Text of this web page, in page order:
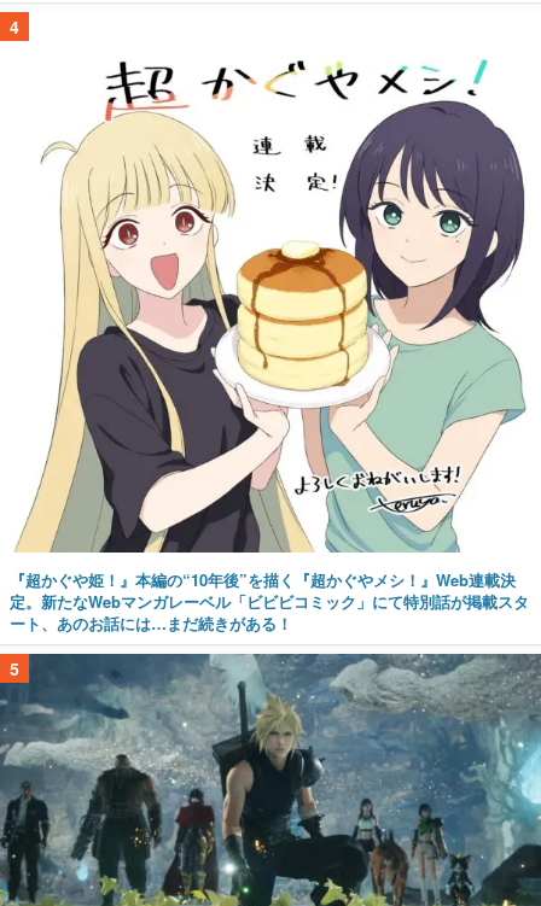
4
『超かぐや姫！』本編の“10年後”を描く『超かぐやメシ！』Web連載決
定。新たなWebマンガレーベル「ビビビコミック」にて特別話が掲載スタ
ート、あのお話には…まだ続きがある！
5